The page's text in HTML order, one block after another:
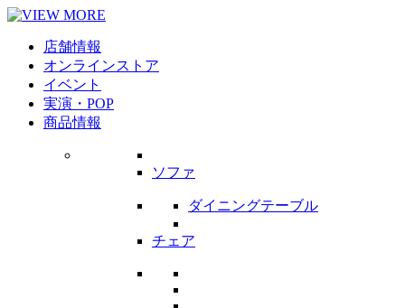
店舗情報
オンラインストア
イベント
実演・POP
商品情報
ソファ
ダイニングテーブル
チェア